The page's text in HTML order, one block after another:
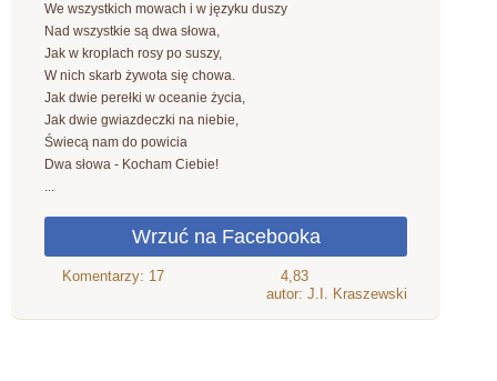
We wszystkich mowach i w języku duszy
Nad wszystkie są dwa słowa,
Jak w kroplach rosy po suszy,
W nich skarb żywota się chowa.
Jak dwie perełki w oceanie życia,
Jak dwie gwiazdeczki na niebie,
Świecą nam do powicia
Dwa słowa - Kocham Ciebie!
...
4,83
autor: J.I. Kraszewski